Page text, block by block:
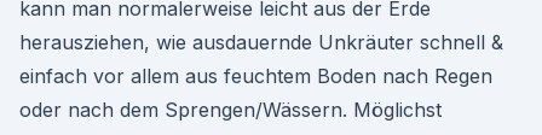
kann man normalerweise leicht aus der Erde
herausziehen, wie ausdauernde Unkräuter schnell &
einfach vor allem aus feuchtem Boden nach Regen
oder nach dem Sprengen/Wässern. Möglichst